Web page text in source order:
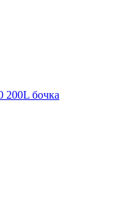
200L бочка